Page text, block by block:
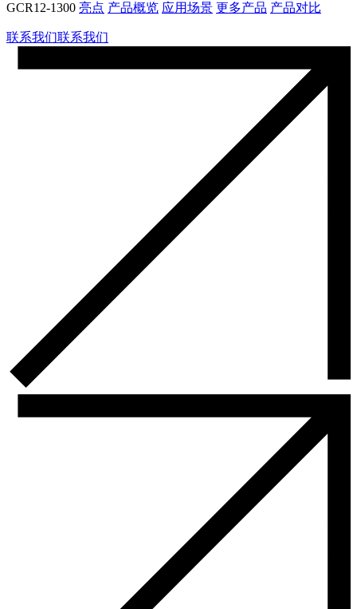
GCR12-1300 亮点 产品概览 应用场景 更多产品 产品对比
联系我们联系我们